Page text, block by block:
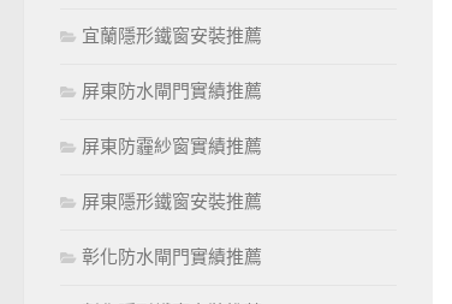
宜蘭隱形鐵窗安裝推薦
屏東防水閘門實績推薦
屏東防霾紗窗實績推薦
屏東隱形鐵窗安裝推薦
彰化防水閘門實績推薦